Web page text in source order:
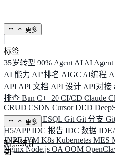
更多
标签
35岁转型 90% Agent AI AI Agent
AI 能力 AI"排名 AIGC AI编程
API API 文档 API 设计 API对接
排查 Bun C++20 CI/CD Claude
CRUD CSDN CursorDDD
ELK ElysiaESQL Git Git 分支
H5/APPIDC 报告 IDC 数据
JNPFJVM K8s Kubernetes MES
NginxNode.js OA OOM
更多
站点统计